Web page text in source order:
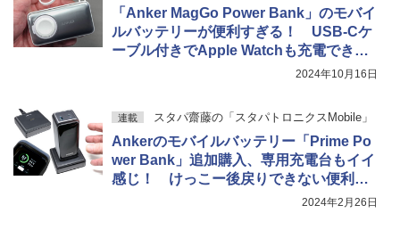
「Anker MagGo Power Bank」のモバイ
ルバッテリーが便利すぎる！ USB-Cケ
ーブル付きでApple Watchも充電できる
2024年10月16日
連載 スタパ齋藤の「スタパトロニクスMobile」
Ankerのモバイルバッテリー「Prime Po
wer Bank」追加購入、専用充電台もイイ
感じ！ けっこー後戻りできない便利
2024年2月26日